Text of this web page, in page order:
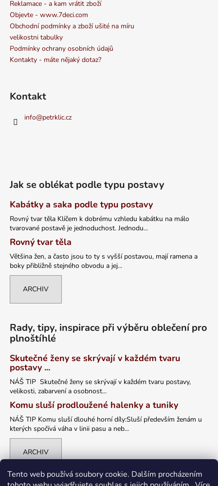
Tento web používá soubory cookie. Dalším procházením
Reklamace - a kam vrátit zboží
Objevte - www.7deci.com
Obchodní podmínky a zboží ušité na míru
velikostni tabulky
Podmínky ochrany osobních údajů
Kontakty - máte nějaký dotaz?
Kontakt
info@petrklic.cz
Jak se oblékat podle typu postavy
Kabátky a saka podle typu postavy
Rovný tvar těla Klíčem k dobrému vzhledu kabátku na málo
tvarované postavě je jednoduchost. Jednodu...
Rovný tvar těla
Většina žen, a často jsou to ty s vyšší postavou, mají ramena a
boky přibližně stejného obvodu a jej...
ARCHIV
Rady, tipy, inspirace při výběru oblečení pro
plnoštíhlé
Skutečné ženy se skrývají v každém tvaru
postavy ...
NÁŠ TIP Skutečné ženy se skrývají v každém tvaru postavy,
velikosti, zabarvení a osobnost...
Komu sluší prodloužené halenky a tuniky
NÁŠ TIP Komu sluší dlouhé horní díly:Sluší především ženám u
kterých spočívá váha v linii pasu a neb...
ARCHIV